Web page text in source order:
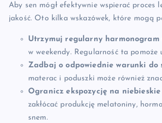
Aby sen mógł efektywnie wspierać
jakość. Oto kilka wskazówek, które mogą
Utrzymuj regularny harmonogram
w weekendy. Regularność ta
Zadbaj o odpowiednie warunki do
materac i poduszki może również
Ogranicz ekspozycję na niebieskie
zakłócać produkcję melatoniny,
snem.